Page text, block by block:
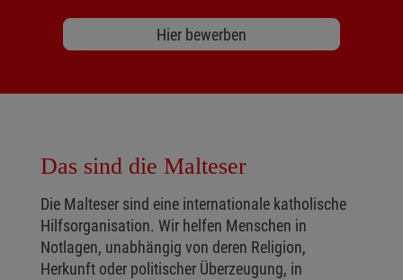
Hier bewerben
Das sind die Malteser
Die Malteser sind eine internationale katholische
Hilfsorganisation. Wir helfen Menschen in
Notlagen, unabhängig von deren Religion,
Herkunft oder politischer Überzeugung, in